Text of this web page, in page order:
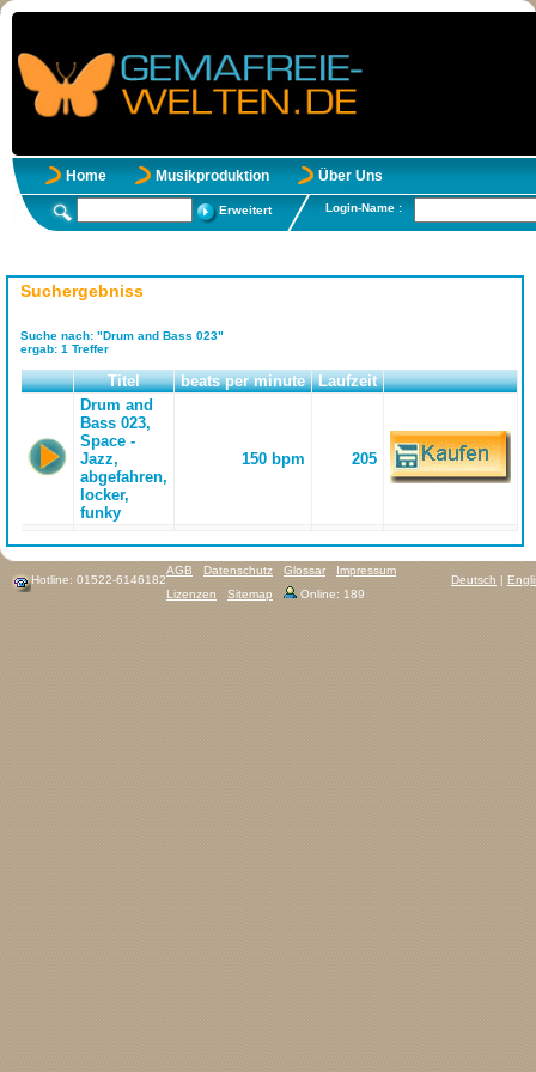
Home Musikproduktion Über Uns
Erweitert Login-Name :
Suchergebniss
Suche nach: "Drum and Bass 023"
ergab: 1 Treffer
Titel beats per minute
Laufzeit
Drum and
Bass 023,
Space -
Jazz,
abgefahren,
locker,
funky
150 bpm 205
Hotline: 01522-6146182 Deutsch |
AGB Datenschutz Glossar
Impressum
Lizenzen
Sitemap Online: 189